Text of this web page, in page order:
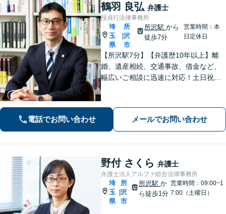
鶴羽 良弘 弁護士
段貞行法律事務所
埼
玉
県
所
沢
市
所沢駅から
徒歩7分
営業時間：本
日定休日
【所沢駅7分】【弁護歴10年以上】離
婚、遺産相続、交通事故、借金など、
幅広いご相談に迅速に対応！土日祝夜
ください！【初回相談無料】
電話でお問い合わせ メールでお問い合わせ
野付 さくら 弁護士
弁護士法人アルファ総合法律事務所
埼
玉
県
所
沢
市
所沢駅 か
ら徒歩1分
営業時間：09:00~1
7:00（土曜日）